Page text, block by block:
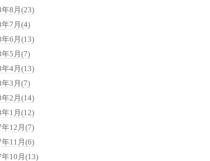
年8月(23)
年7月(4)
年6月(13)
年5月(7)
年4月(13)
年3月(7)
年2月(14)
年1月(12)
年12月(7)
年11月(6)
年10月(13)